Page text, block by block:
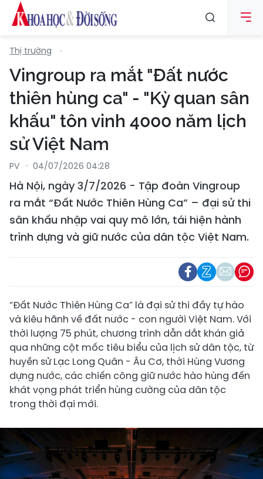
Thị trường
Vingroup ra mắt "Đất nước
thiên hùng ca" - "Kỳ quan sân
khấu" tôn vinh 4000 năm lịch
sử Việt Nam
PV 04/07/2026 04:28
Hà Nội, ngày 3/7/2026 - Tập đoàn Vingroup
ra mắt “Đất Nước Thiên Hùng Ca” – đại sử thi
sân khấu nhập vai quy mô lớn, tái hiện hành
trình dựng và giữ nước của dân tộc Việt Nam.
“Đất Nước Thiên Hùng Ca” là đại sử thi đầy tự hào
và kiêu hãnh về đất nước - con người Việt Nam. Với
thời lượng 75 phút, chương trình dẫn dắt khán giả
qua những cột mốc tiêu biểu của lịch sử dân tộc, từ
huyền sử Lạc Long Quân - Âu Cơ, thời Hùng Vương
dựng nước, các chiến công giữ nước hào hùng đến
khát vọng phát triển hùng cường của dân tộc
trong thời đại mới.